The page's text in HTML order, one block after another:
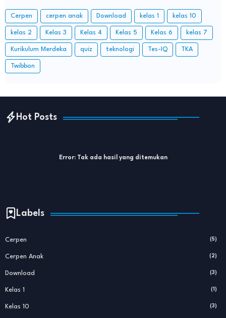
Cerpen cerpen anak Download kelas 1 kelas 10
kelas 2 Kelas 3 Kelas 4 Kelas 5 Kelas 6 kelas 7
Kurikulum Merdeka quiz teknologi Tes-IQ TKA
Twibbon
Hot Posts
Error:Tak ada hasil yang ditemukan
Labels
Cerpen (5)
Cerpen Anak (2)
Download (3)
Kelas 1 (1)
Kelas 10 (3)